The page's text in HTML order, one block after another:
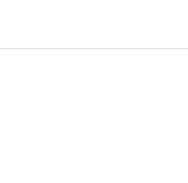
Waktu Berharga Anda